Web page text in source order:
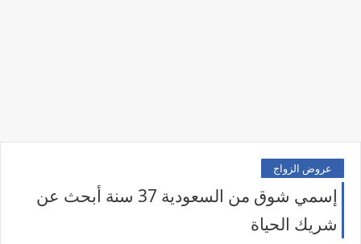
عروض الزواج
إسمي شوق من السعودية 37 سنة أبحث عن
شريك الحياة